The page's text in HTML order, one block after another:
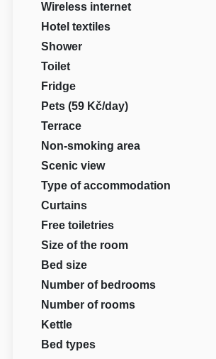
Wireless internet
Hotel textiles
Shower
Toilet
Fridge
Pets (59 Kč/day)
Terrace
Non-smoking area
Scenic view
Type of accommodation
Curtains
Free toiletries
Size of the room
Bed size
Number of bedrooms
Number of rooms
Kettle
Bed types